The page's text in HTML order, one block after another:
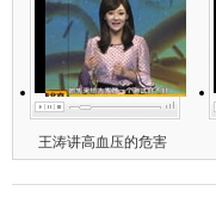
王涛讲高血压的危害